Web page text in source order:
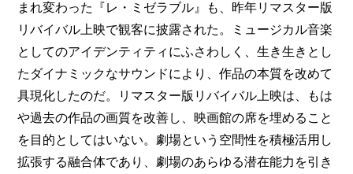
まれ変わった『レ・ミゼラブル』も、昨年リマスター版
リバイバル上映で観客に披露された。ミュージカル音楽
としてのアイデンティティにふさわしく、生き生きとし
たダイナミックなサウンドにより、作品の本質を改めて
具現化したのだ。リマスター版リバイバル上映は、もは
や過去の作品の画質を改善し、映画館の席を埋めること
を目的としてはいない。劇場という空間性を積極活用し
拡張する融合体であり、劇場のあらゆる潜在能力を引き